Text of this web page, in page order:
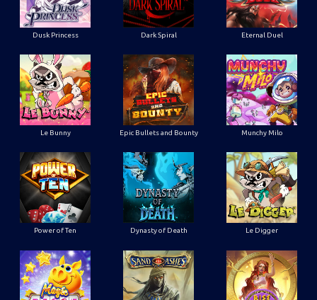
Dusk Princess Dark Spiral Eternal Duel
Le Bunny Epic Bullets and Bounty Munchy Milo
Power of Ten Dynasty of Death Le Digger